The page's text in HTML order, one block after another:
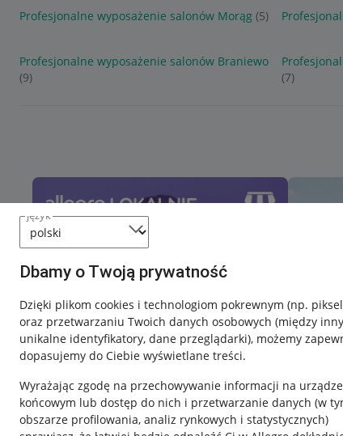
język
Dbamy o Twoją prywatność
Dzięki plikom cookies i technologiom pokrewnym (np.
oraz przetwarzaniu Twoich danych osobowych (między
unikalne identyfikatory, dane przeglądarki), możemy
dopasujemy do Ciebie wyświetlane treści.
Wyrażając zgodę na przechowywanie informacji na
końcowym lub dostęp do nich i przetwarzanie danych (w
obszarze profilowania, analiz rynkowych i statystycznych)
Profesjonalne wyposażenie salonów Morąg (5)
Profesjonalne wyposażenie salonów Braniewo
(9)
(7)